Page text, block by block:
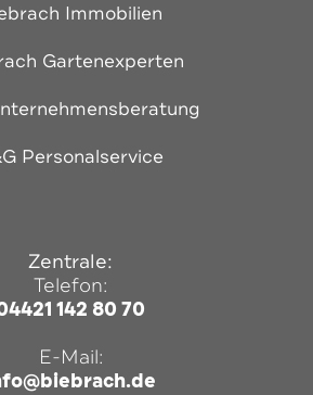
Immobilien
Gartenexperten
Personalservice
Zentrale:
Telefon:
142 80 70
E-Mail: